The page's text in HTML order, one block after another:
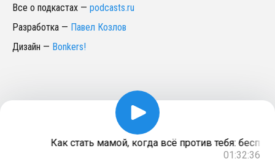
Все о подкастах — podcasts.ru
Разработка — Павел Козлов
Дизайн — Bonkers!
Как стать мамой, когда всё против тебя:
01:32:36